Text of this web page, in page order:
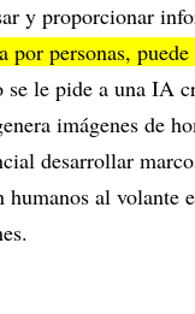
y proporcionar
por personas,
le pide a una IA
imágenes de
desarrollar
al volante